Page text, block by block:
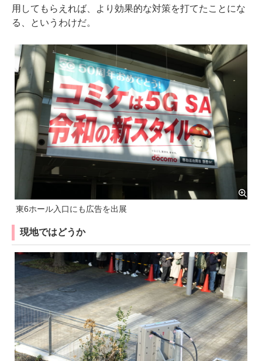
用してもらえれば、より効果的な対策を打てたことにな
る、というわけだ。
東6ホール入口にも広告を出展
現地ではどうか